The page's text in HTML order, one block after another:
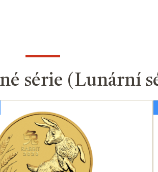
série (Lunární